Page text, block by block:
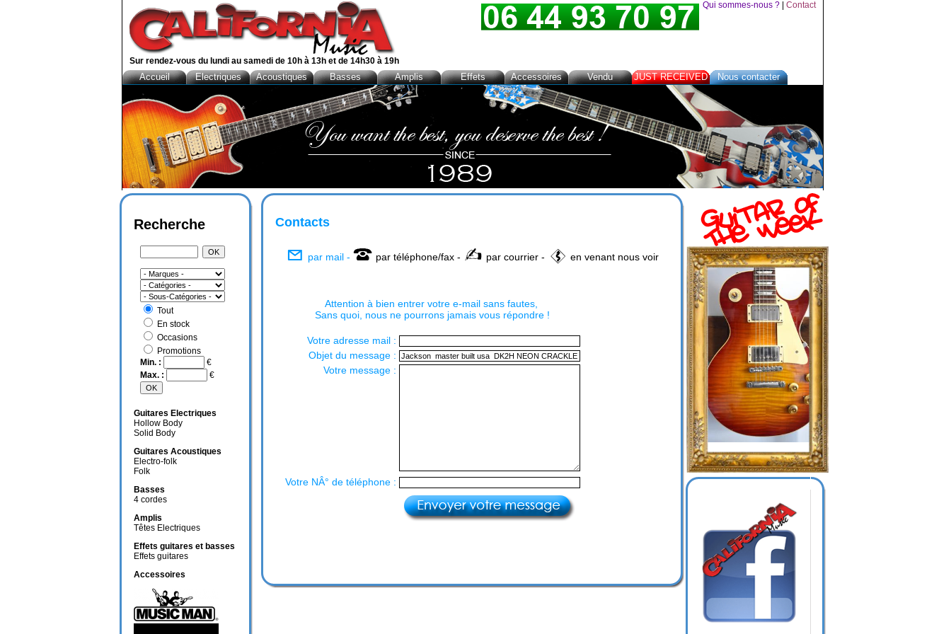
Contacts
par mail - par téléphone/fax - par courrier - en venant nous voir
Attention à bien entrer votre e-mail sans fautes,
Sans quoi, nous ne pourrons jamais vous répondre !
Votre adresse mail :
Objet du message :
Votre message :
Votre NÂ° de téléphone :
Recherche
Tout
En stock
Occasions
Promotions
Min. :
€
Max. :
€
Guitares Electriques
Hollow Body
Solid Body
Guitares Acoustiques
Electro-folk
Folk
Basses
4 cordes
Amplis
Têtes Electriques
Effets guitares et basses
Effets guitares
Accessoires
Sur rendez-vous du lundi au samedi de 10h à 13h et de 14h30 à 19h
Qui sommes-nous ? Contact
Accueil Electriques Acoustiques Basses Amplis Effets Accessoires Vendu JUST RECEIVED Nous contacter